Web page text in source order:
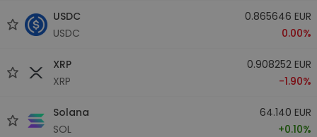
USDC
USDC
0.865646 EUR
0.00%
XRP
XRP
0.908252 EUR
-1.90%
Solana
SOL
64.140 EUR
+0.10%